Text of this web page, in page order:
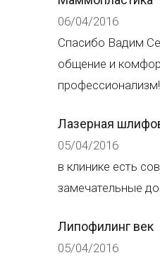
06/04/2016
Спасибо Вадим
общение и
профессионализм!
Лазерная
05/04/2016
в клинике есть
замечательные
Липофилинг век
05/04/2016